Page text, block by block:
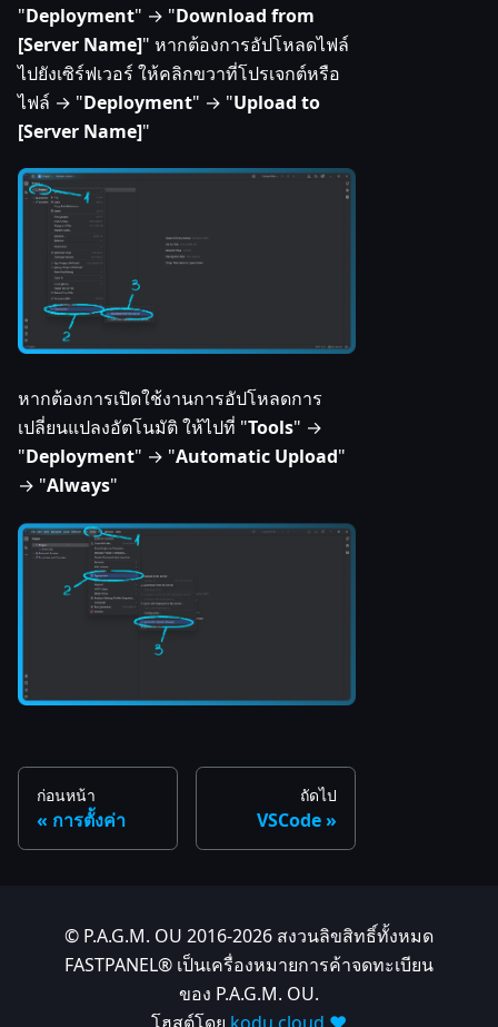
"Deployment" → "Download from
[Server Name]" หากต้องการอัปโหลดไฟล์
ไปยังเซิร์ฟเวอร์ ให้คลิกขวาที่โปรเจกต์หรือ
ไฟล์ → "Deployment" → "Upload to
[Server Name]"
หากต้องการเปิดใช้งานการอัปโหลดการ
เปลี่ยนแปลงอัตโนมัติ ให้ไปที่ "Tools" →
"Deployment" → "Automatic Upload"
→ "Always"
ก่อนหน้า
การตั้งค่า
ถัดไป
VSCode
© P.A.G.M. OU 2016-2026 สงวนลิขสิทธิ์ทั้งหมด
FASTPANEL® เป็นเครื่องหมายการค้าจดทะเบียน
ของ P.A.G.M. OU.